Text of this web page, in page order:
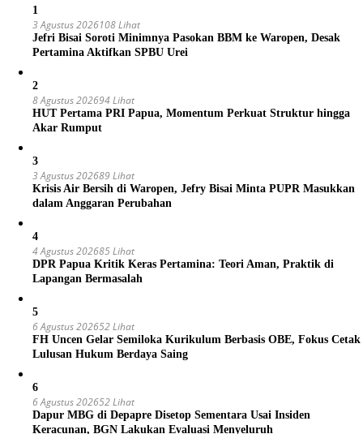
1
3 Agustus 2026108 Lihat
Jefri Bisai Soroti Minimnya Pasokan BBM ke Waropen, Desak
Pertamina Aktifkan SPBU Urei
2
8 Agustus 202694 Lihat
HUT Pertama PRI Papua, Momentum Perkuat Struktur hingga
Akar Rumput
3
3 Agustus 202689 Lihat
Krisis Air Bersih di Waropen, Jefry Bisai Minta PUPR Masukkan
dalam Anggaran Perubahan
4
4 Agustus 202685 Lihat
DPR Papua Kritik Keras Pertamina: Teori Aman, Praktik di
Lapangan Bermasalah
5
6 Agustus 202652 Lihat
FH Uncen Gelar Semiloka Kurikulum Berbasis OBE, Fokus Cetak
Lulusan Hukum Berdaya Saing
6
6 Agustus 202652 Lihat
Dapur MBG di Depapre Disetop Sementara Usai Insiden
Keracunan, BGN Lakukan Evaluasi Menyeluruh